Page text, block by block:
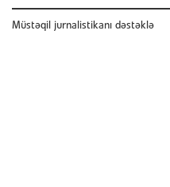
Müstəqil jurnalistikanı dəstəklə